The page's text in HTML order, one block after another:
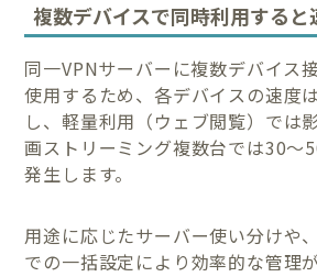
複数デバイスで同時利用すると
同一VPNサーバーに複数デバイス
使用するため、各デバイスの速度
し、軽量利用（ウェブ閲覧）では
画ストリーミング複数台では30〜
発生します。
用途に応じたサーバー使い分けや
での一括設定により効率的な管理が